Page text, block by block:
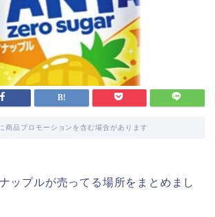
商品プロモーションを含む場合があります
ップルが売ってる場所をまとめまし